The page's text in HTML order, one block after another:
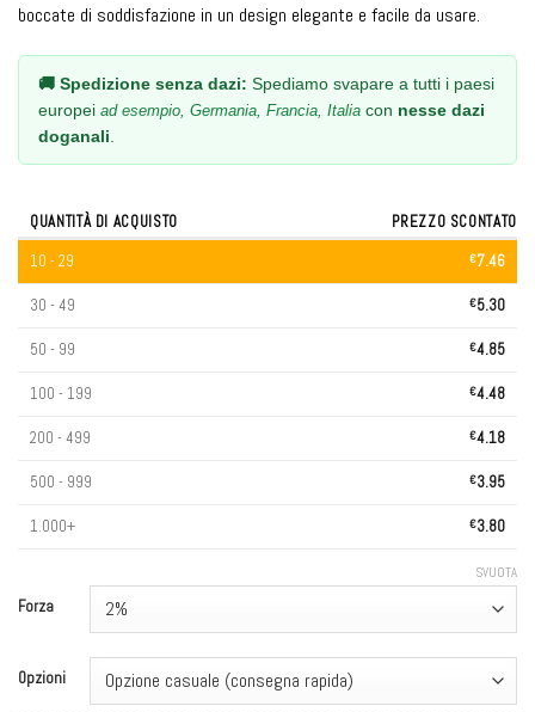
boccate di soddisfazione in un design elegante e facile da usare.
🚚 Spedizione senza dazi: Spediamo svapare a tutti i paesi
europei ad esempio, Germania, Francia, Italia con nesse dazi
doganali
QUANTITÀ DI ACQUISTO
PREZZO SCONTATO
10 - 29
€7.46
30 - 49 €5.30
50 - 99 €4.85
100 - 199 €4.48
200 - 499 €4.18
500 - 999 €3.95
1.000+ €3.80
Forza
Opzioni
SVUOTA